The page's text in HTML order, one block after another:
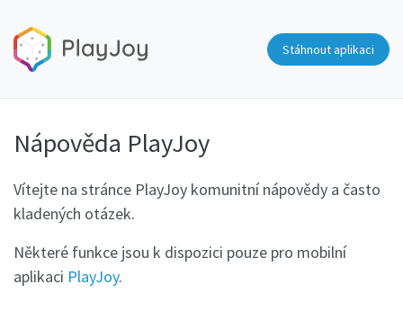
Stáhnout aplikaci
Nápověda PlayJoy
Vítejte na stránce PlayJoy komunitní nápovědy a často
kladených otázek.
Některé funkce jsou k dispozici pouze pro mobilní
aplikaci PlayJoy.